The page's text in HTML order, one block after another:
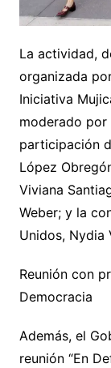
La actividad,
organizada
Iniciativa
moderado
participación
López
Viviana
Weber; y la
Unidos, Nydia
Reunión con
Democracia
Además, el
reunión “En